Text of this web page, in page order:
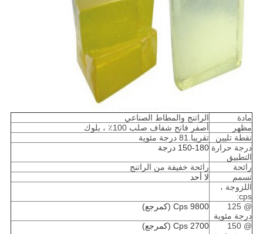
مادة
الراتنج والمطاط الصناعي
مظهر
أصفر فاتح شفاف صلب 100٪ ، بلوك
نقطة تليين
تقريبا.81 درجة مئوية
درجة حرارة
التطبيق
150-180 درجة
رائحة
رائحة خفيفة من الراتنج
تسمم
لا أحد
اللزوجة ،
cps:
@ 125
درجة مئوية
9800 Cps (كمرجع)
@ 150
2700 Cps (كمرجع)